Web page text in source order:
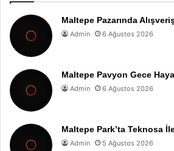
Maltepe Pazarında
Admin 6 Ağustos 2026
Maltepe Pavyon Gece
Admin 6 Ağustos 2026
Maltepe Park’ta Teknosa
Admin 5 Ağustos 2026